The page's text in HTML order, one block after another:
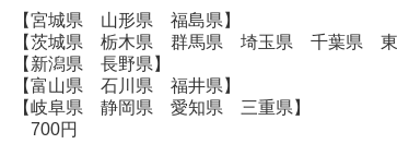
【宮城県 山形県 福島県】
【茨城県 栃木県 群馬県 埼玉県 千葉県
【新潟県 長野県】
【富山県 石川県 福井県】
【岐阜県 静岡県 愛知県 三重県】
700円